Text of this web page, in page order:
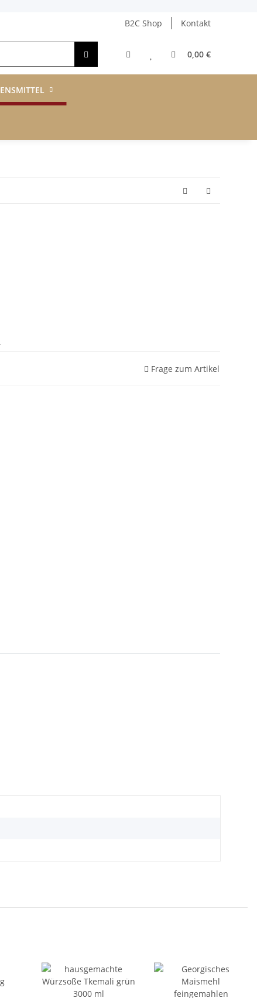
B2C Shop
Kontakt
0,00 €
Frage zum Artikel